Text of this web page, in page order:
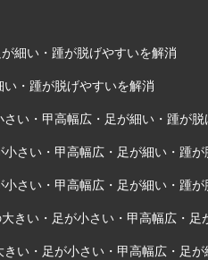
細い・踵が脱げやすいを解消
・踵が脱げやすいを解消
い・甲高幅広・足が細い・踵が
さい・甲高幅広・足が細い・踵
さい・甲高幅広・足が細い・踵
きい・足が小さい・甲高幅広・
い・足が小さい・甲高幅広・足